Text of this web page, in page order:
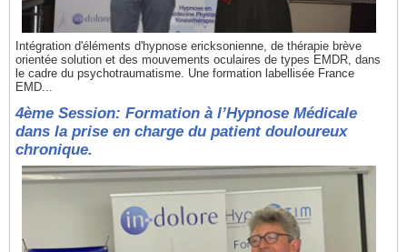
Intégration d'éléments d'hypnose ericksonienne, de thérapie brève
orientée solution et des mouvements oculaires de types EMDR, dans
le cadre du psychotraumatisme. Une formation labellisée France
EMD...
4ème Session: Formation à l’Hypnose Médicale
dans la prise en charge du patient douloureux
chronique.